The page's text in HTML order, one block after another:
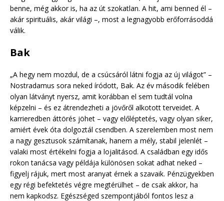
benne, még akkor is, ha az út szokatlan. A hit, ami benned él –
akár spirituális, akár világi –, most a legnagyobb erőforrásoddá
válik.
Bak
„A hegy nem mozdul, de a csúcsáról látni fogja az új világot” –
Nostradamus sora neked íródott, Bak. Az év második felében
olyan látványt nyersz, amit korábban el sem tudtál volna
képzelni – és ez átrendezheti a jövőről alkotott terveidet. A
karrieredben áttörés jöhet – vagy előléptetés, vagy olyan siker,
amiért évek óta dolgoztál csendben. A szerelemben most nem
a nagy gesztusok számítanak, hanem a mély, stabil jelenlét –
valaki most értékelni fogja a lojalitásod. A családban egy idős
rokon tanácsa vagy példája különösen sokat adhat neked –
figyelj rájuk, mert most aranyat érnek a szavaik. Pénzügyekben
egy régi befektetés végre megtérülhet – de csak akkor, ha
nem kapkodsz. Egészséged szempontjából fontos lesz a